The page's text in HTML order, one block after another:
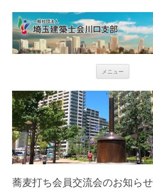
メニュー
ン
ツ
へ
ス
キ
ッ
プ
蕎麦打ち会員交流会のお知らせ